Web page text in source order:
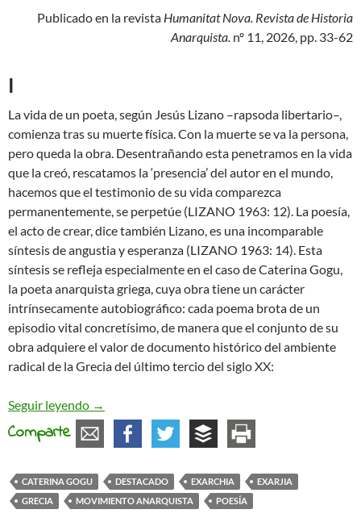
Publicado en la revista Humanitat Nova. Revista de Historia
Anarquista. nº 11, 2026, pp. 33-62
I
La vida de un poeta, según Jesús Lizano –rapsoda libertario–,
comienza tras su muerte física. Con la muerte se va la persona,
pero queda la obra. Desentrañando esta penetramos en la vida
que la creó, rescatamos la ‘presencia’ del autor en el mundo,
hacemos que el testimonio de su vida comparezca
permanentemente, se perpetúe (LIZANO 1963: 12). La poesía,
el acto de crear, dice también Lizano, es una incomparable
síntesis de angustia y esperanza (LIZANO 1963: 14). Esta
síntesis se refleja especialmente en el caso de Caterina Gogu,
la poeta anarquista griega, cuya obra tiene un carácter
intrínsecamente autobiográfico: cada poema brota de un
episodio vital concretísimo, de manera que el conjunto de su
obra adquiere el valor de documento histórico del ambiente
radical de la Grecia del último tercio del siglo XX:
Seguir leyendo La poesía como documento histórico. Caterina
→
Comparte
CATERINA GOGU DESTACADO EXARCHIA
EXARJIA
GRECIA
MOVIMIENTO ANARQUISTA POESÍA